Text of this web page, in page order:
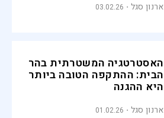
ארנון סגל 03.02.26
האסטרטגיה המשטרתית בהר
הבית: ההתקפה הטובה ביותר
היא ההגנה
ארנון סגל 01.02.26